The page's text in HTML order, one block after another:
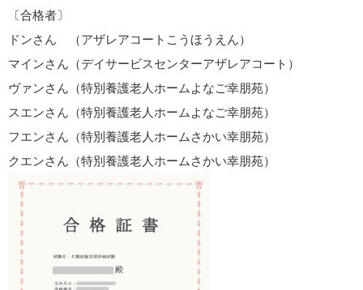
〔合格者〕
ドンさん （アザレアコートこうほうえん）
マインさん（デイサービスセンターアザレアコート）
ヴァンさん（特別養護老人ホームよなご幸朋苑）
スエンさん（特別養護老人ホームよなご幸朋苑）
フエンさん（特別養護老人ホームさかい幸朋苑）
クエンさん（特別養護老人ホームさかい幸朋苑）